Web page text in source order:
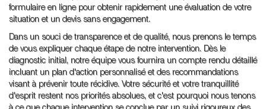
formulaire en ligne pour obtenir rapidement une évaluation de votre
situation et un devis sans engagement.
Dans un souci de transparence et de qualité, nous prenons le temps
de vous expliquer chaque étape de notre intervention. Dès le
diagnostic initial, notre équipe vous fournira un compte rendu détaillé
incluant un plan d'action personnalisé et des recommandations
visant à prévenir toute récidive. Votre sécurité et votre tranquillité
d'esprit restent nos priorités absolues, et c'est pourquoi nous tenons